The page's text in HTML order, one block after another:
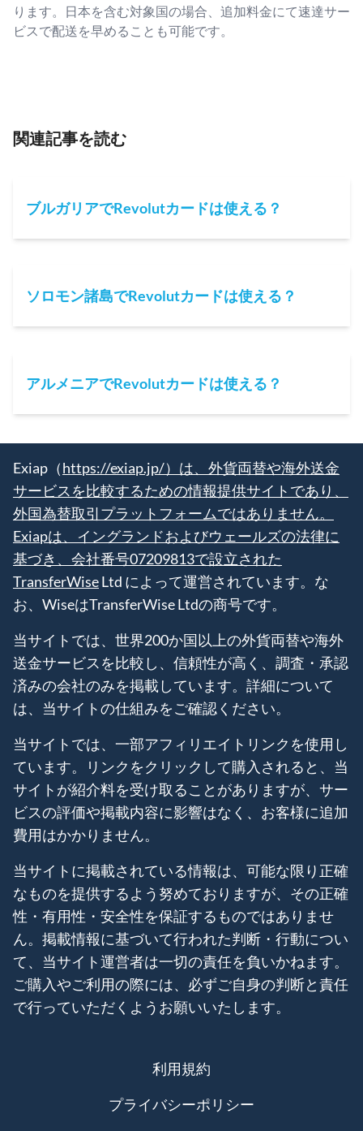
ります。日本を含む対象国の場合、追加料金にて速達サー
ビスで配送を早めることも可能です。
関連記事を読む
ブルガリアでRevolutカードは使える？
ソロモン諸島でRevolutカードは使える？
アルメニアでRevolutカードは使える？
Exiap（https://exiap.jp/）は、外貨両替や海外送金
サービスを比較するための情報提供サイトであり、
外国為替取引プラットフォームではありません。
Exiapは、イングランドおよびウェールズの法律に
基づき、会社番号07209813で設立された
TransferWiseLtd によって運営されています。な
お、WiseはTransferWise Ltdの商号です。
当サイトでは、世界200か国以上の外貨両替や海外
送金サービスを比較し、信頼性が高く、調査・承認
済みの会社のみを掲載しています。詳細について
は、当サイトの仕組みをご確認ください。
当サイトでは、一部アフィリエイトリンクを使用し
ています。リンクをクリックして購入されると、当
サイトが紹介料を受け取ることがありますが、サー
ビスの評価や掲載内容に影響はなく、お客様に追加
費用はかかりません。
当サイトに掲載されている情報は、可能な限り正確
なものを提供するよう努めておりますが、その正確
性・有用性・安全性を保証するものではありませ
ん。掲載情報に基づいて行われた判断・行動につい
て、当サイト運営者は一切の責任を負いかねます。
ご購入やご利用の際には、必ずご自身の判断と責任
で行っていただくようお願いいたします。
利用規約
プライバシーポリシー